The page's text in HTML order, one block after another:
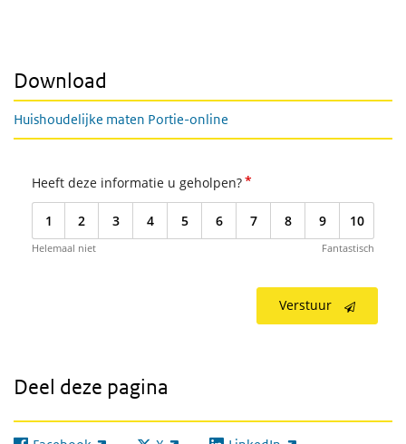
Download
Huishoudelijke maten Portie-online
Heeft deze informatie u geholpen?*
1 2 3 4 5 6 7 8 9 10
Helemaal niet Fantastisch
Verstuur
Deel deze pagina